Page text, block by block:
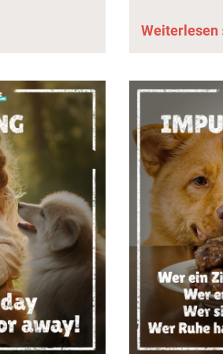
Weiterlesen